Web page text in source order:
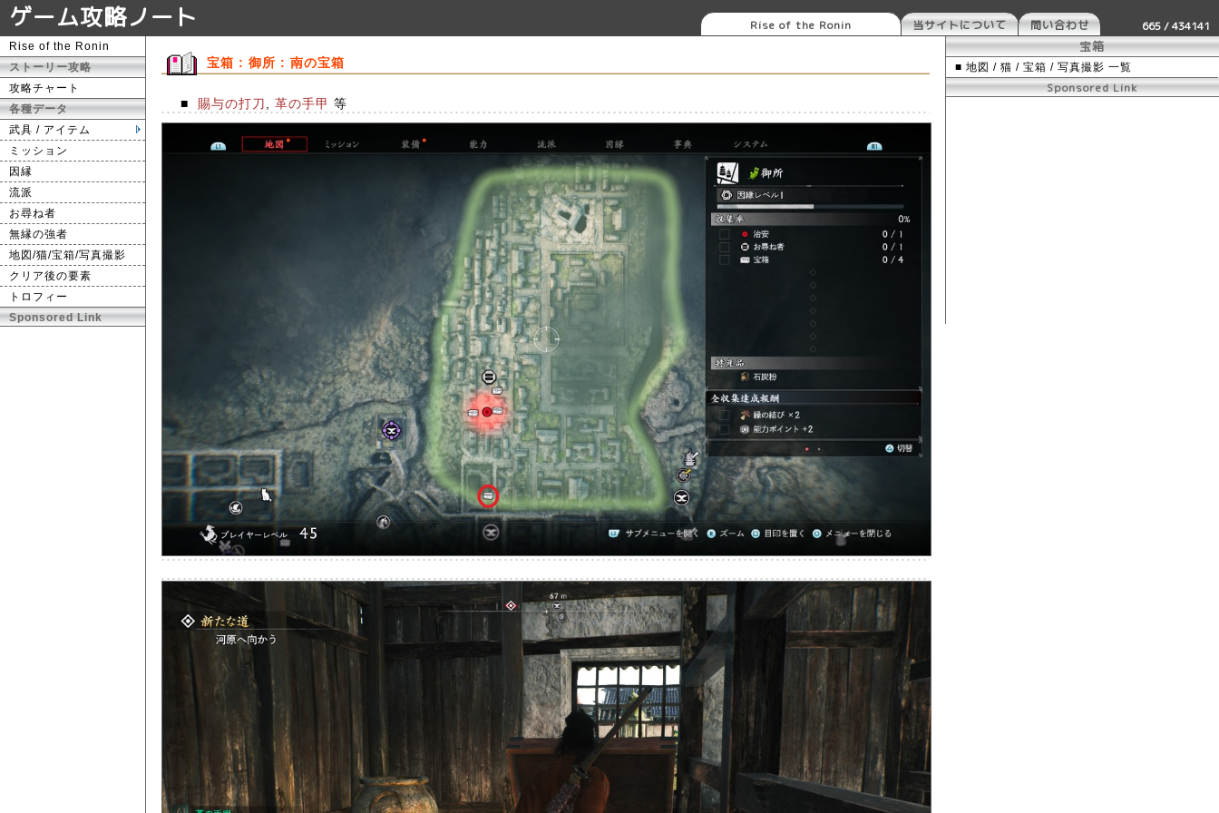
ゲーム攻略ノート 665 / 434141
Rise of the Ronin 当サイトについて 問い合わせ
Rise of the Ronin
ストーリー攻略
攻略チャート
各種データ
武具 / アイテム
ミッション
因縁
流派
お尋ね者
無縁の強者
地図/猫/宝箱/写真撮影
クリア後の要素
トロフィー
Sponsored Link
宝箱 : 御所 : 南の宝箱
■ 賜与の打刀 革の手甲 等
宝箱
■ 地図 / 猫 / 宝箱 / 写真撮影 一覧
Sponsored Link